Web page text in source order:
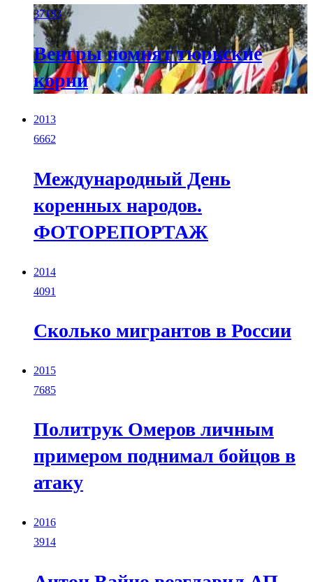
37183
Венгры помнят тюркские
корни
2013
6662
Международный День
коренных народов.
ФОТОРЕПОРТАЖ
2014
4091
Сколько мигрантов в России
2015
7685
Политрук Омеров личным
примером поднимал бойцов в
атаку
2016
3914